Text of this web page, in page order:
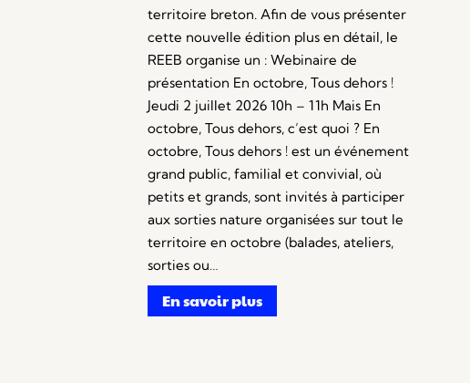
territoire breton. Afin de vous présenter
cette nouvelle édition plus en détail, le
REEB organise un : Webinaire de
présentation En octobre, Tous dehors !
Jeudi 2 juillet 2026 10h – 11h Mais En
octobre, Tous dehors, c’est quoi ? En
octobre, Tous dehors ! est un événement
grand public, familial et convivial, où
petits et grands, sont invités à participer
aux sorties nature organisées sur tout le
territoire en octobre (balades, ateliers,
sorties ou…
En savoir plus